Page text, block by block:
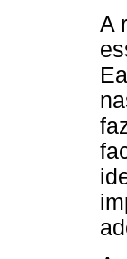
A